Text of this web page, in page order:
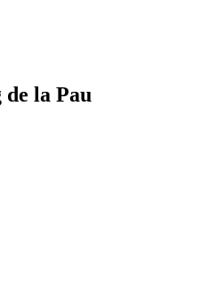
la Pau